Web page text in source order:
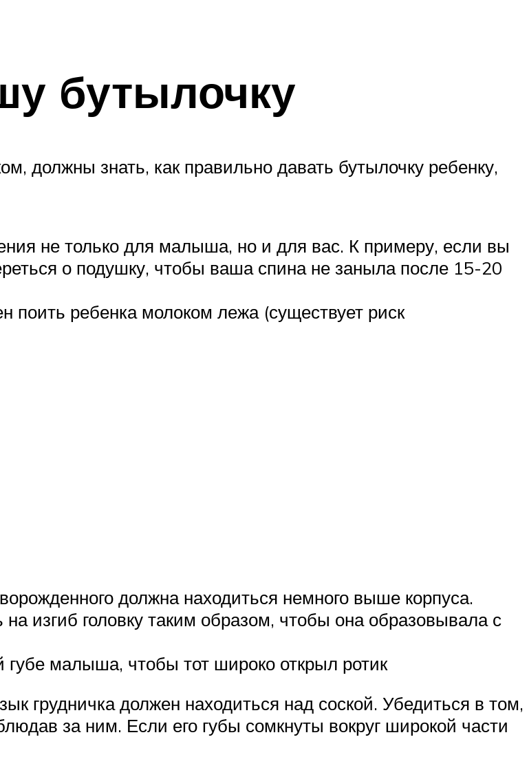
бутылочку
должны знать, как правильно давать бутылочку ребенку,
не только для малыша, но и для вас. К примеру, если вы
о подушку, чтобы ваша спина не заныла после 15-20
ребенка молоком лежа (существует риск
должна находиться немного выше корпуса.
на изгиб головку таким образом, чтобы она образовывала с
малыша, чтобы тот широко открыл ротик
грудничка должен находиться над соской. Убедиться в том,
за ним. Если его губы сомкнуты вокруг широкой части